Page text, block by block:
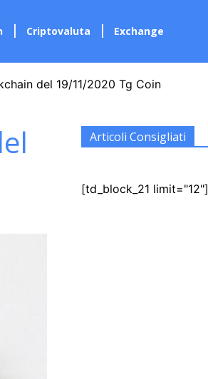
Criptovaluta Exchange
del 19/11/2020 Tg Coin
Articoli Consigliati
[td_block_21 limit="12"]